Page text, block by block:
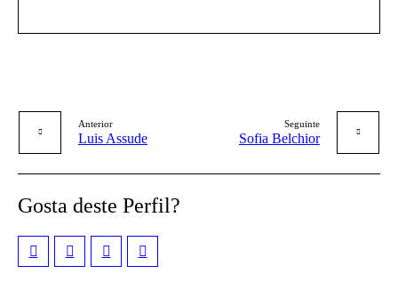
Anterior
Luis Assude
Seguinte
Sofia Belchior
Gosta deste Perfil?